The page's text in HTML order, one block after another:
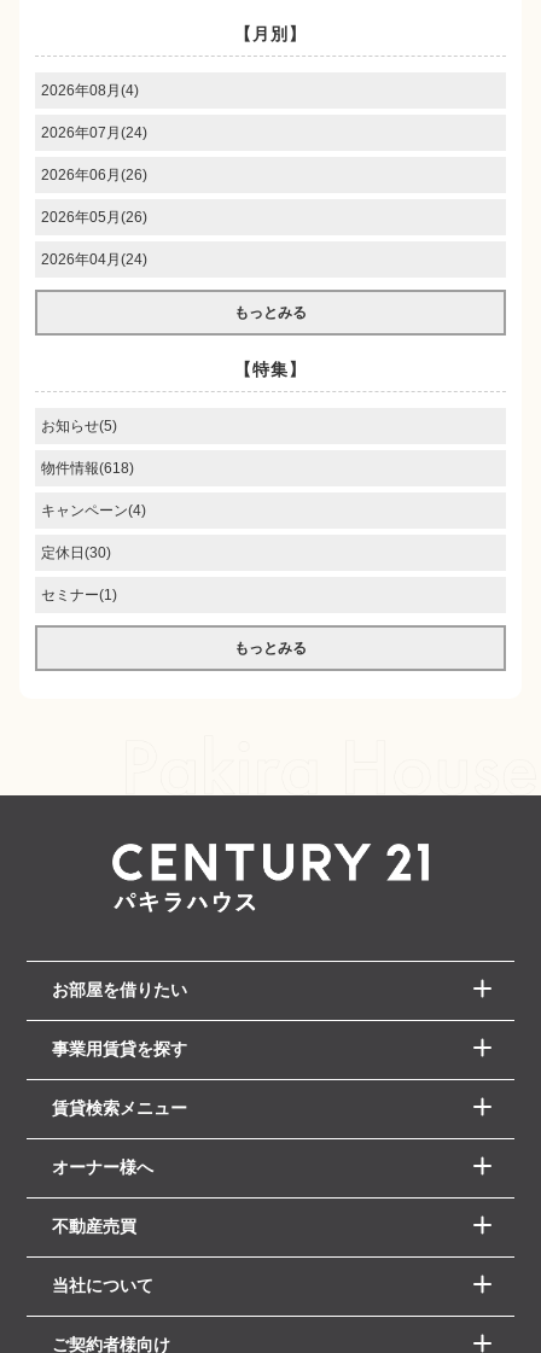
【月別】
2026年08月(4)
2026年07月(24)
2026年06月(26)
2026年05月(26)
2026年04月(24)
もっとみる
【特集】
お知らせ(5)
物件情報(618)
キャンペーン(4)
定休日(30)
セミナー(1)
もっとみる
お部屋を借りたい
事業用賃貸を探す
賃貸検索メニュー
オーナー様へ
不動産売買
当社について
ご契約者様向け